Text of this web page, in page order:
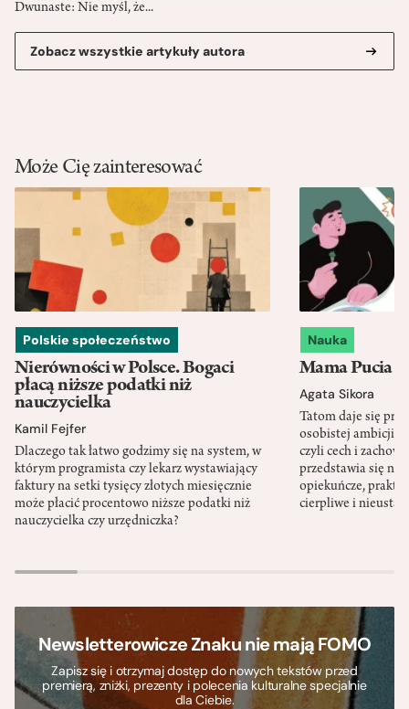
Dwunaste: Nie myśl, że...
Zobacz wszystkie artykuły autora
Może Cię zainteresować
Polskie społeczeństwo
Nierówności w Polsce. Bogaci
płacą niższe podatki niż
nauczycielka
Kamil Fejfer
Dlaczego tak łatwo godzimy się na system, w
którym programista czy lekarz wystawiający
faktury na setki tysięcy złotych miesięcznie
może płacić procentowo niższe podatki niż
nauczycielka czy urzędniczka?
Nauka
Mama Pucia
Agata Sikora
Tatom daje się
osobistej ambicji,
czyli cech i
przedstawia się
opiekuńcze,
cierpliwe i
Newsletterowicze Znaku nie mają FOMO
Zapisz się i otrzymaj dostęp do nowych tekstów przed
premierą, zniżki, prezenty i polecenia kulturalne specjalnie
dla Ciebie.